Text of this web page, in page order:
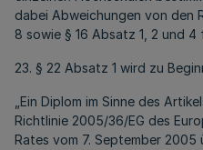
dabei Abweichungen von den
8 sowie § 16 Absatz 1, 2 und 4
23. § 22 Absatz 1 wird zu
„Ein Diplom im Sinne des
Richtlinie 2005/36/EG des
Rates vom 7. September 2005